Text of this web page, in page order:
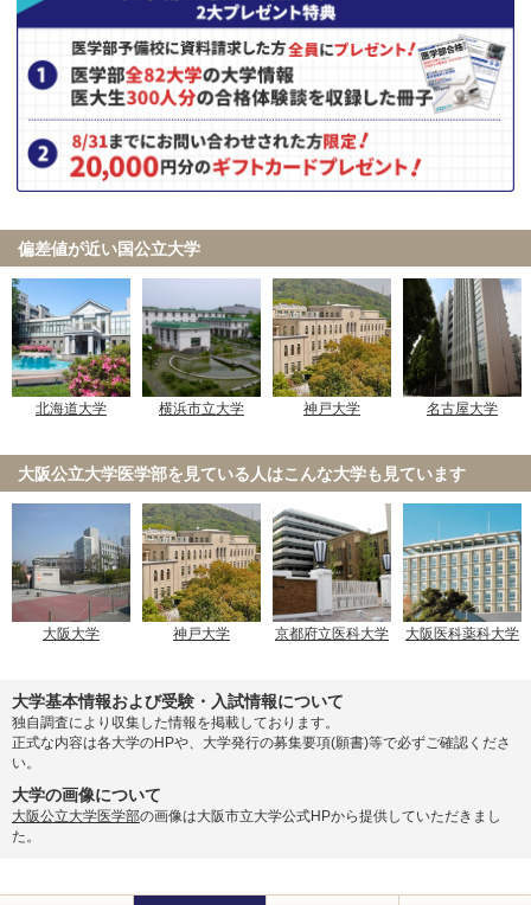
2月16日
岩手医科大学 学士編入学者選抜
北里大学 一般
東邦大学 一般
金沢医科大学 一般前期
兵庫医科大学 一般選抜B（英語資格試験活用型）
2月17日
金沢医科大学 一般前期
国際医療福祉大学 共通テスト利用
2月19日
杏林大学 共通テスト利用(前期)
大阪医科薬科大学 一般選抜（前期）
大阪医科薬科大学 一般選抜（大阪府地域枠）
2月21日
獨協医科大学 前期
獨協医科大学 栃木県地域枠
東京慈恵会医科大学 一般
東邦大学 統一入試
関西医科大学 大学入学共通テスト利用(前期)
関西医科大学 大学入学共通テスト・一般選抜併用
国際医療福祉大学 共通テスト利用
2月22日
獨協医科大学 前期
獨協医科大学 栃木県地域枠
東京慈恵会医科大学 一般
偏差値が近い国公立大学
北海道大学 横浜市立大学 神戸大学 名古屋大学
大阪公立大学医学部を見ている人はこんな大学も見ています
大阪大学 神戸大学 京都府立医科大学 大阪医科薬科大学
大学基本情報および受験・入試情報について
独自調査により収集した情報を掲載しております。
正式な内容は各大学のHPや、大学発行の募集要項(願書)等で必ずご確認くださ
い。
大学の画像について
大阪公立大学医学部の画像は大阪市立大学公式HPから提供していただきまし
た。